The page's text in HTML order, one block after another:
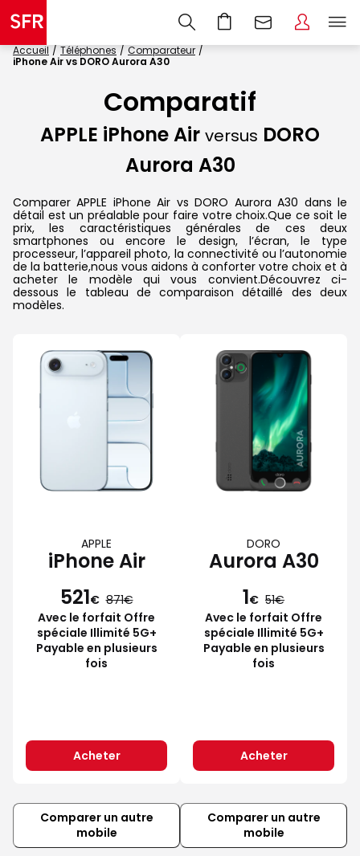
Accueil Téléphones
Comparateur
iPhone Air vs DORO Aurora A30
Comparatif
APPLE iPhone Air versus DORO
Aurora A30
Comparer APPLE iPhone Air vs DORO Aurora A30 dans le
détail est un préalable pour faire votre choix.Que ce soit le
prix, les caractéristiques générales de ces deux
smartphones ou encore le design, l’écran, le type
processeur, l’appareil photo, la connectivité ou l’autonomie
de la batterie,nous vous aidons à conforter votre choix et à
acheter le modèle qui vous convient.Découvrez ci-
dessous le tableau de comparaison détaillé des deux
modèles.
APPLE
iPhone Air
521€ 871
Avec le forfait Offre
spéciale Illimité 5G+
Payable en plusieurs
fois
Acheter
DORO
Aurora A30
1€ 51
Avec le forfait Offre
spéciale Illimité 5G+
Payable en plusieurs
fois
Acheter
Comparer un autre
mobile
Comparer un autre
mobile